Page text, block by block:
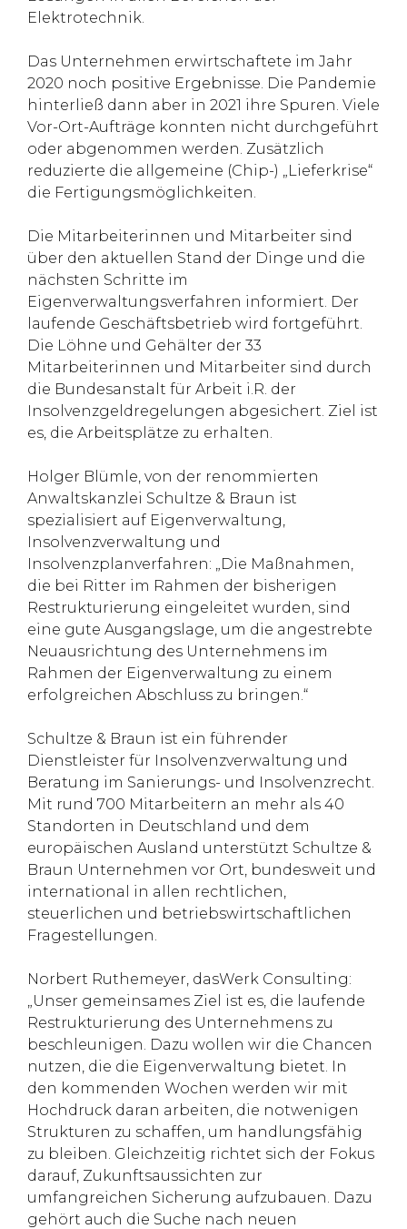
Elektrotechnik.
Das Unternehmen erwirtschaftete im Jahr
2020 noch positive Ergebnisse. Die Pandemie
hinterließ dann aber in 2021 ihre Spuren. Viele
Vor-Ort-Aufträge konnten nicht durchgeführt
oder abgenommen werden. Zusätzlich
reduzierte die allgemeine (Chip-) „Lieferkrise“
die Fertigungsmöglichkeiten.
Die Mitarbeiterinnen und Mitarbeiter sind
über den aktuellen Stand der Dinge und die
nächsten Schritte im
Eigenverwaltungsverfahren informiert. Der
laufende Geschäftsbetrieb wird fortgeführt.
Die Löhne und Gehälter der 33
Mitarbeiterinnen und Mitarbeiter sind durch
die Bundesanstalt für Arbeit i.R. der
Insolvenzgeldregelungen abgesichert. Ziel ist
es, die Arbeitsplätze zu erhalten.
Holger Blümle, von der renommierten
Anwaltskanzlei Schultze & Braun ist
spezialisiert auf Eigenverwaltung,
Insolvenzverwaltung und
Insolvenzplanverfahren: „Die Maßnahmen,
die bei Ritter im Rahmen der bisherigen
Restrukturierung eingeleitet wurden, sind
eine gute Ausgangslage, um die angestrebte
Neuausrichtung des Unternehmens im
Rahmen der Eigenverwaltung zu einem
erfolgreichen Abschluss zu bringen.“
Schultze & Braun ist ein führender
Dienstleister für Insolvenzverwaltung und
Beratung im Sanierungs- und Insolvenzrecht.
Mit rund 700 Mitarbeitern an mehr als 40
Standorten in Deutschland und dem
europäischen Ausland unterstützt Schultze &
Braun Unternehmen vor Ort, bundesweit und
international in allen rechtlichen,
steuerlichen und betriebswirtschaftlichen
Fragestellungen.
Norbert Ruthemeyer, dasWerk Consulting:
„Unser gemeinsames Ziel ist es, die laufende
Restrukturierung des Unternehmens zu
beschleunigen. Dazu wollen wir die Chancen
nutzen, die die Eigenverwaltung bietet. In
den kommenden Wochen werden wir mit
Hochdruck daran arbeiten, die notwenigen
Strukturen zu schaffen, um handlungsfähig
zu bleiben. Gleichzeitig richtet sich der Fokus
darauf, Zukunftsaussichten zur
umfangreichen Sicherung aufzubauen. Dazu
gehört auch die Suche nach neuen